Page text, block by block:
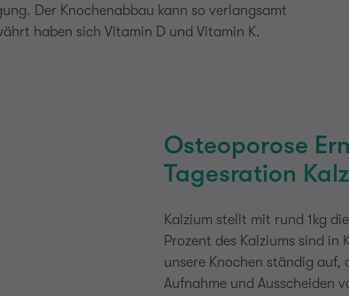
Der Knochenabbau kann so verlangsamt
haben sich Vitamin D und Vitamin K.
Osteoporose
Tagesration
Kalzium stellt mit rund 1kg
Prozent des Kalziums sind
unsere Knochen ständig auf,
Aufnahme und Ausscheiden